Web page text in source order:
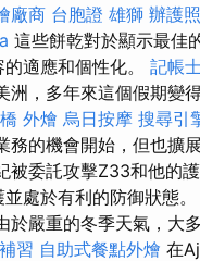
廠商 台胞證 雄獅 辦護照
這些餅乾對於顯示最佳
適應和個性化。 記帳
洲，多年來這個假期變得
外燴 烏日按摩 搜尋引
務的機會開始，但也擴
被委託攻擊Z33和他的
處於有利的防御狀態。
於嚴重的冬季天氣，大
習 自助式餐點外燴 在